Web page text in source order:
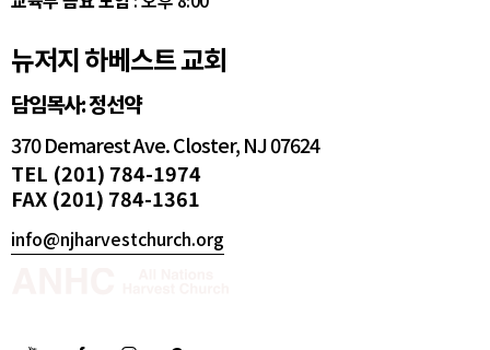
뉴저지 하베스트 교회
담임목사: 정선약
370 Demarest Ave. Closter, NJ 07624
TEL (201) 784-1974
FAX (201) 784-1361
info@njharvestchurch.org